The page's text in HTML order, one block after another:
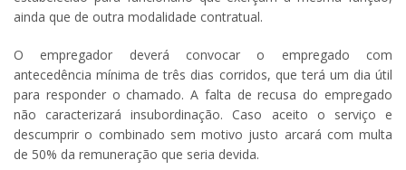
ainda que de outra modalidade contratual.
O empregador deverá convocar o empregado com
antecedência mínima de três dias corridos, que terá um dia útil
para responder o chamado. A falta de recusa do empregado
não caracterizará insubordinação. Caso aceito o serviço e
descumprir o combinado sem motivo justo arcará com multa
de 50% da remuneração que seria devida.